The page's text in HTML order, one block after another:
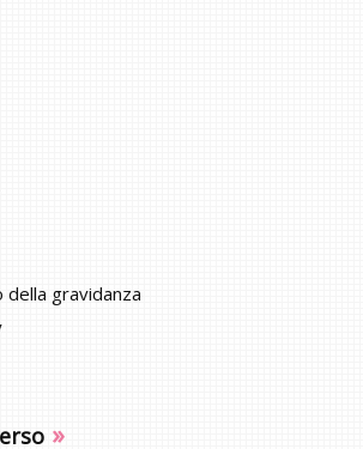
gravidanza
»